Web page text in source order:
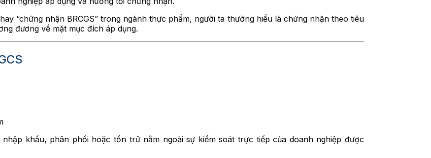
“chứng nhận BRCGS” trong ngành thực phẩm, người ta thường hiểu là chứng nhận theo tiêu
đương về mặt mục đích áp dụng.
khẩu, phân phối hoặc tồn trữ nằm ngoài sự kiểm soát trực tiếp của doanh nghiệp được